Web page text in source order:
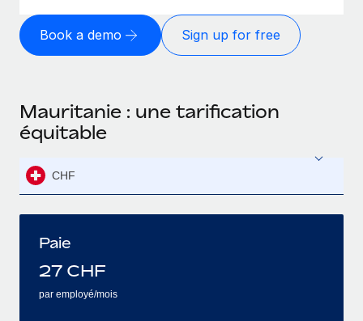
Book a demo Sign up for free
Mauritanie : une tarification
équitable
CHF
Paie
27 CHF
par employé/mois